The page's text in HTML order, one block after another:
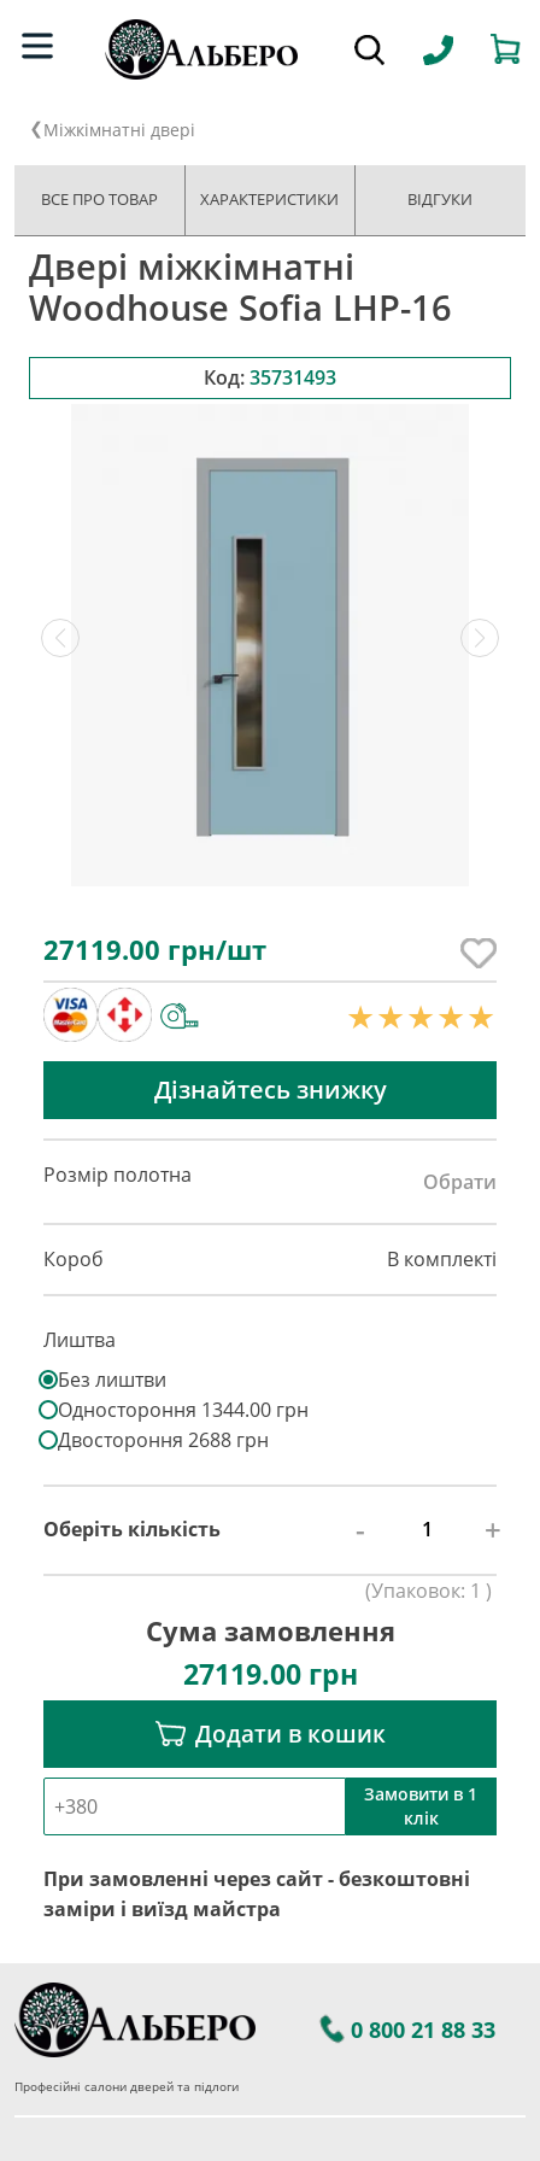
Міжкімнатні двері
ВСЕ ПРО ТОВАР ХАРАКТЕРИСТИКИ ВІДГУКИ
Двері міжкімнатні
Woodhouse Sofia LHP-16
Код:35731493
27119.00 грн/шт
Дізнайтесь знижку
Розмір полотна Обрати
Короб В комплекті
Лиштва
Без лиштви
Одностороння 1344.00 грн
Двостороння 2688 грн
Оберіть кількість - +
(Упаковок: 1 )
Сума замовлення
27119.00грн
Додати в кошик
Замовити в 1
клік
При замовленні через сайт - безкоштовні
заміри і виїзд майстра
0 800 21 88 33
Професійні салони дверей та підлоги